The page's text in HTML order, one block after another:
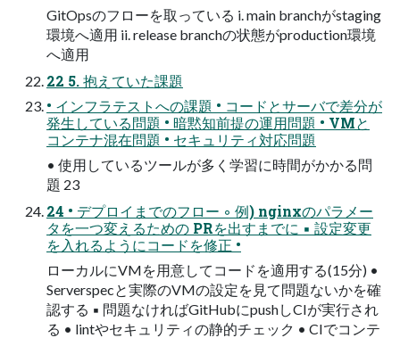
GitOpsのフローを取っている i. main branchがstaging
環境へ適用 ii. release branchの状態がproduction環境
へ適用
22 5. 抱えていた課題
• インフラテストへの課題 • コードとサーバで差分が
発生している問題 • 暗黙知前提の運用問題 • VMと
コンテナ混在問題 • セキュリティ対応問題
• 使用しているツールが多く学習に時間がかかる問
題 23
24 • デプロイまでのフロー ◦ 例) nginxのパラメー
タを一つ変えるための PRを出すまでに ▪ 設定変更
を入れるようにコードを修正 •
ローカルにVMを用意してコードを適用する(15分) •
Serverspecと実際のVMの設定を見て問題ないかを確
認する ▪ 問題なければGitHubにpushしCIが実行され
る • lintやセキュリティの静的チェック • CIでコンテ